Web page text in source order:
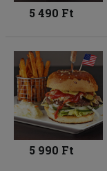
5 490 Ft
5 990 Ft